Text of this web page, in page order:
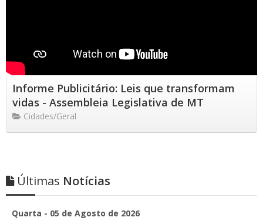
Informe Publicitário: Leis que transformam
vidas - Assembleia Legislativa de MT
Cidades/Geral
Últimas Notícias
Quarta - 05 de Agosto de 2026